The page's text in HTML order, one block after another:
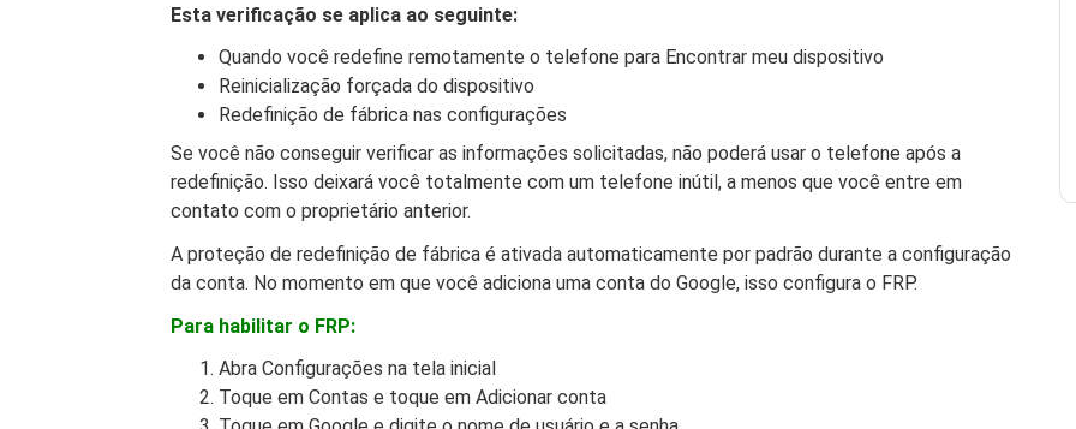
Esta verificação se aplica ao seguinte:
Quando você redefine remotamente o telefone para Encontrar meu dispositivo
Reinicialização forçada do dispositivo
Redefinição de fábrica nas configurações
Se você não conseguir verificar as informações solicitadas, não poderá usar o telefone após a
redefinição. Isso deixará você totalmente com um telefone inútil, a menos que você entre em
contato com o proprietário anterior.
A proteção de redefinição de fábrica é ativada automaticamente por padrão durante a configuração
da conta. No momento em que você adiciona uma conta do Google, isso configura o FRP.
Para habilitar o FRP:
Abra Configurações na tela inicial
Toque em Contas e toque em Adicionar conta